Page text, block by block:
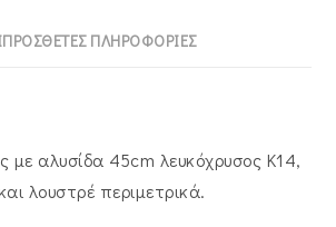
ΠΛΗΡΟΦΟΡΊΕΣ
με αλυσίδα 45cm λευκόχρυσος Κ14,
λουστρέ περιμετρικά.